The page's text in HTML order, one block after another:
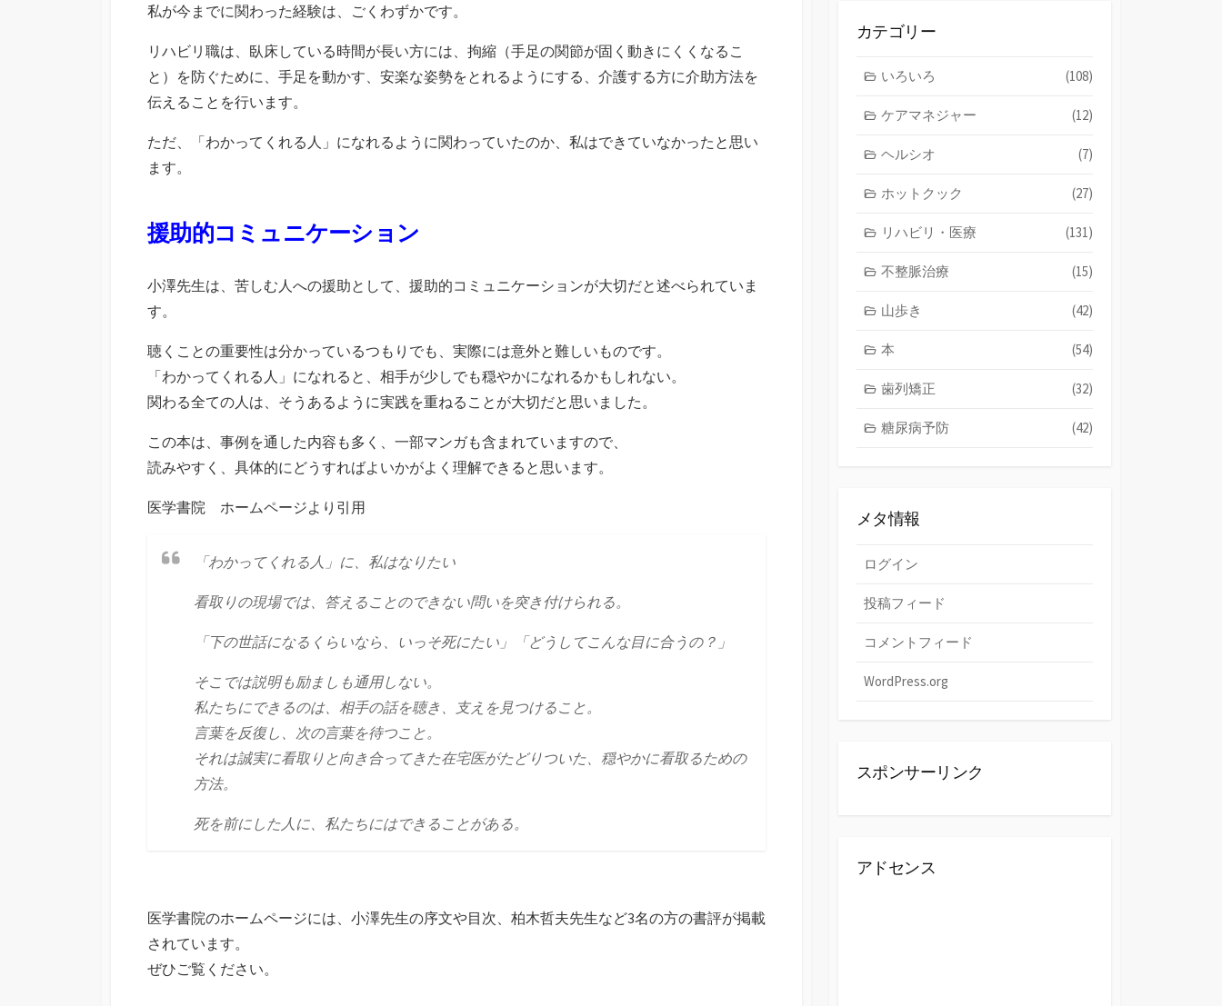
私が今までに関わった経験は、ごくわずかです。
リハビリ職は、臥床している時間が長い方には、拘縮（手足の関節が固く動きにくくなるこ
と）を防ぐために、手足を動かす、安楽な姿勢をとれるようにする、介護する方に介助方法を
伝えることを行います。
ただ、「わかってくれる人」になれるように関わっていたのか、私はできていなかったと思い
ます。
援助的コミュニケーション
小澤先生は、苦しむ人への援助として、援助的コミュニケーションが大切だと述べられていま
す。
聴くことの重要性は分かっているつもりでも、実際には意外と難しいものです。
「わかってくれる人」になれると、相手が少しでも穏やかになれるかもしれない。
関わる全ての人は、そうあるように実践を重ねることが大切だと思いました。
この本は、事例を通した内容も多く、一部マンガも含まれていますので、
読みやすく、具体的にどうすればよいかがよく理解できると思います。
医学書院 ホームページより引用
「わかってくれる人」に、私はなりたい
看取りの現場では、答えることのできない問いを突き付けられる。
「下の世話になるくらいなら、いっそ死にたい」「どうしてこんな目に合うの？」
そこでは説明も励ましも通用しない。
私たちにできるのは、相手の話を聴き、支えを見つけること。
言葉を反復し、次の言葉を待つこと。
それは誠実に看取りと向き合ってきた在宅医がたどりついた、穏やかに看取るための
方法。
死を前にした人に、私たちにはできることがある。
医学書院のホームページには、小澤先生の序文や目次、柏木哲夫先生など3名の方の書評が掲載
されています。
ぜひご覧ください。
記
カテゴリー
いろいろ (108)
ケアマネジャー (12)
ヘルシオ (7)
ホットクック (27)
リハビリ・医療 (131)
不整脈治療 (15)
山歩き (42)
本 (54)
歯列矯正 (32)
糖尿病予防 (42)
メタ情報
ログイン
投稿フィード
コメントフィード
WordPress.org
スポンサーリンク
アドセンス